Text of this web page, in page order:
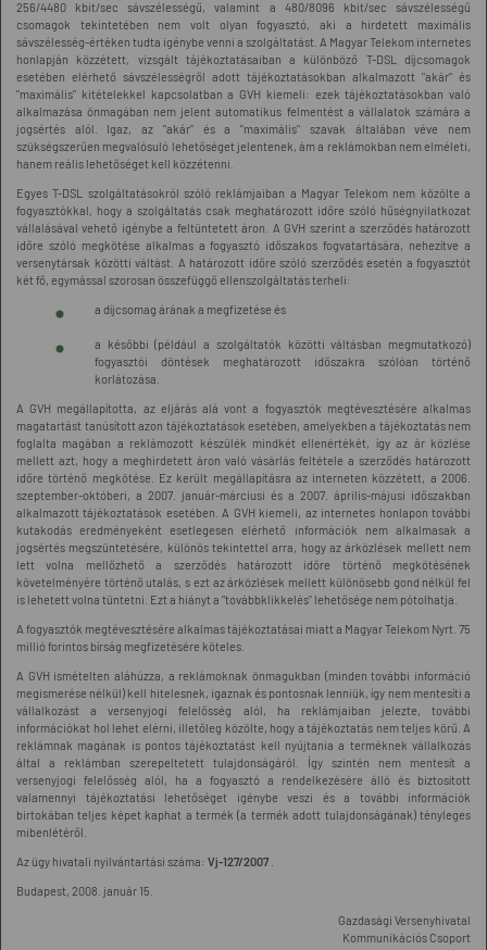
256/4480 kbit/sec sávszélességű, valamint a 480/8096 kbit/sec sávszélességű
csomagok tekintetében nem volt olyan fogyasztó, aki a hirdetett maximális
sávszélesség-értéken tudta igénybe venni a szolgáltatást. A Magyar Telekom internetes
honlapján közzétett, vizsgált tájékoztatásaiban a különböző T-DSL díjcsomagok
esetében elérhető sávszélességről adott tájékoztatásokban alkalmazott "akár" és
"maximális" kitételekkel kapcsolatban a GVH kiemeli: ezek tájékoztatásokban való
alkalmazása önmagában nem jelent automatikus felmentést a vállalatok számára a
jogsértés alól. Igaz, az "akár" és a "maximális" szavak általában véve nem
szükségszerűen megvalósuló lehetőséget jelentenek, ám a reklámokban nem elméleti,
hanem reális lehetőséget kell közzétenni.
Egyes T-DSL szolgáltatásokról szóló reklámjaiban a Magyar Telekom nem közölte a
fogyasztókkal, hogy a szolgáltatás csak meghatározott időre szóló hűségnyilatkozat
vállalásával vehető igénybe a feltüntetett áron. A GVH szerint a szerződés határozott
időre szóló megkötése alkalmas a fogyasztó időszakos fogvatartására, nehezítve a
versenytársak közötti váltást. A határozott időre szóló szerződés esetén a fogyasztót
két fő, egymással szorosan összefüggő ellenszolgáltatás terheli:
a díjcsomag árának a megfizetése és
a későbbi (például a szolgáltatók közötti váltásban megmutatkozó)
fogyasztói döntések meghatározott időszakra szólóan történő
korlátozása.
A GVH megállapította, az eljárás alá vont a fogyasztók megtévesztésére alkalmas
magatartást tanúsított azon tájékoztatások esetében, amelyekben a tájékoztatás nem
foglalta magában a reklámozott készülék mindkét ellenértékét, így az ár közlése
mellett azt, hogy a meghirdetett áron való vásárlás feltétele a szerződés határozott
időre történő megkötése. Ez került megállapításra az interneten közzétett, a 2006.
szeptember-októberi, a 2007. január-márciusi és a 2007. április-májusi időszakban
alkalmazott tájékoztatások esetében. A GVH kiemeli, az internetes honlapon további
kutakodás eredményeként esetlegesen elérhető információk nem alkalmasak a
jogsértés megszüntetésére, különös tekintettel arra, hogy az árközlések mellett nem
lett volna mellőzhető a szerződés határozott időre történő megkötésének
követelményére történő utalás, s ezt az árközlések mellett különösebb gond nélkül fel
is lehetett volna tüntetni. Ezt a hiányt a "továbbklikkelés" lehetősége nem pótolhatja.
A fogyasztók megtévesztésére alkalmas tájékoztatásai miatt a Magyar Telekom Nyrt. 75
millió forintos bírság megfizetésére köteles.
A GVH ismételten aláhúzza, a reklámoknak önmagukban (minden további információ
megismerése nélkül) kell hitelesnek, igaznak és pontosnak lenniük, így nem mentesíti a
vállalkozást a versenyjogi felelősség alól, ha reklámjaiban jelezte, további
információkat hol lehet elérni, illetőleg közölte, hogy a tájékoztatás nem teljes körű. A
reklámnak magának is pontos tájékoztatást kell nyújtania a terméknek vállalkozás
által a reklámban szerepeltetett tulajdonságáról. Így szintén nem mentesít a
versenyjogi felelősség alól, ha a fogyasztó a rendelkezésére álló és biztosított
valamennyi tájékoztatási lehetőséget igénybe veszi és a további információk
birtokában teljes képet kaphat a termék (a termék adott tulajdonságának) tényleges
mibenlétéről.
Az ügy hivatali nyilvántartási száma: Vj-127/2007
Budapest, 2008. január 15.
Gazdasági Versenyhivatal
Kommunikációs Csoport